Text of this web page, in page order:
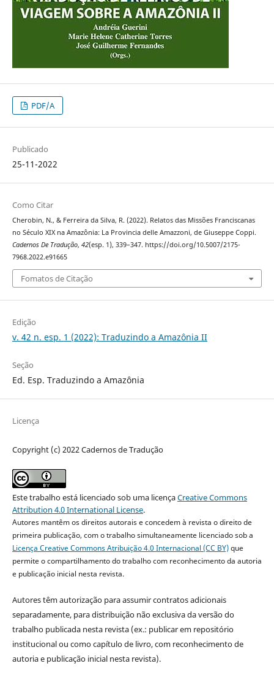
PDF/A
Publicado
25-11-2022
Como Citar
Cherobin, N., & Ferreira da Silva, R. (2022). Relatos das Missões Franciscanas
no Século XIX na Amazônia: La Provincia delle Amazzoni, de Giuseppe Coppi.
Cadernos De Tradução, 42(esp. 1), 339–347. https://doi.org/10.5007/2175-
7968.2022.e91665
Fomatos de Citação
Edição
v. 42 n. esp. 1 (2022): Traduzindo a Amazônia II
Seção
Ed. Esp. Traduzindo a Amazônia
Licença
Copyright (c) 2022 Cadernos de Tradução
Este trabalho está licenciado sob uma licençaCreative Commons
Attribution 4.0 International License.
Autores mantêm os direitos autorais e concedem à revista o direito de
primeira publicação, com o trabalho simultaneamente licenciado sob a
Licença Creative Commons Atribuição 4.0 Internacional (CC BY)que
permite o compartilhamento do trabalho com reconhecimento da autoria
e publicação inicial nesta revista.
Autores têm autorização para assumir contratos adicionais
separadamente, para distribuição não exclusiva da versão do
trabalho publicada nesta revista (ex.: publicar em repositório
institucional ou como capítulo de livro, com reconhecimento de
autoria e publicação inicial nesta revista).